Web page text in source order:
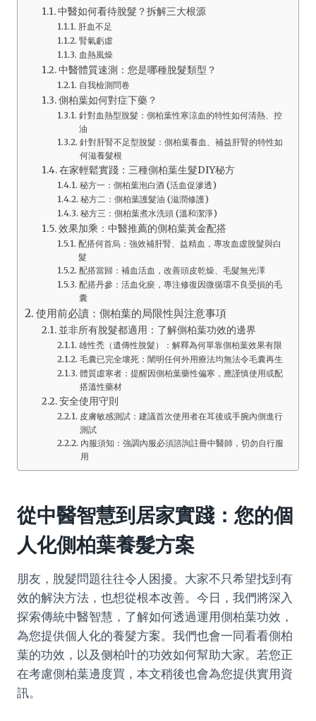
中醫如何看待脫髮？拆解三大根源
肝血不足
腎氣虧虛
血熱風燥
中醫體質速測：您是哪種脫髮類型？
自我檢測問卷
側柏葉如何對症下藥？
針對血熱型脫髮：側柏葉性寒涼血的特性如何清熱、控
油
針對肝腎不足型脫髮：側柏葉養血、補益肝腎的特性如
何滋養髮根
在家輕鬆實踐：三種側柏葉生髮DIY秘方
秘方一：側柏葉泡白酒 (活血促滲透)
秘方二：側柏葉護髮油 (滋潤修護)
秘方三：側柏葉煮水洗頭 (溫和潔淨)
效果加乘：中醫推薦的側柏葉黃金配搭
配搭何首烏：強效補肝腎、益精血，專攻血虛脫髮與白
髮
配搭當歸：補血活血，改善頭皮乾燥、毛髮無光澤
配搭丹參：活血化瘀，專注修復因微循環不良受損的毛
囊
使用前必讀：側柏葉的局限性與注意事項
並非所有脫髮都適用：了解側柏葉功效的邊界
雄性禿（遺傳性脫髮）：解釋為何單靠側柏葉效果有限
毛囊已完全壞死：闡明任何外用療法均無法令毛囊再生
體質虛寒者：提醒因側柏葉藥性偏寒，應謹慎使用或配
搭溫性藥材
安全使用守則
皮膚敏感測試：建議首次使用者在耳後或手腕內側進行
測試
內服須知：強調內服必須諮詢註冊中醫師，切勿自行服
用
從中醫智慧到居家實踐：您的個
人化側柏葉養髮方案
朋友，脫髮問題往往令人困擾。大家不只希望找到有
效的解決方法，也想從根本改善。今日，我們將深入
探索傳統中醫智慧，了解如何透過運用側柏葉功效，
為您提供個人化的養髮方案。我們也會一同看看側柏
葉的功效，以及侧柏叶的功效如何幫助大家。若您正
在考慮側柏葉邊度買，本文稍後也會為您提供實用資
訊。